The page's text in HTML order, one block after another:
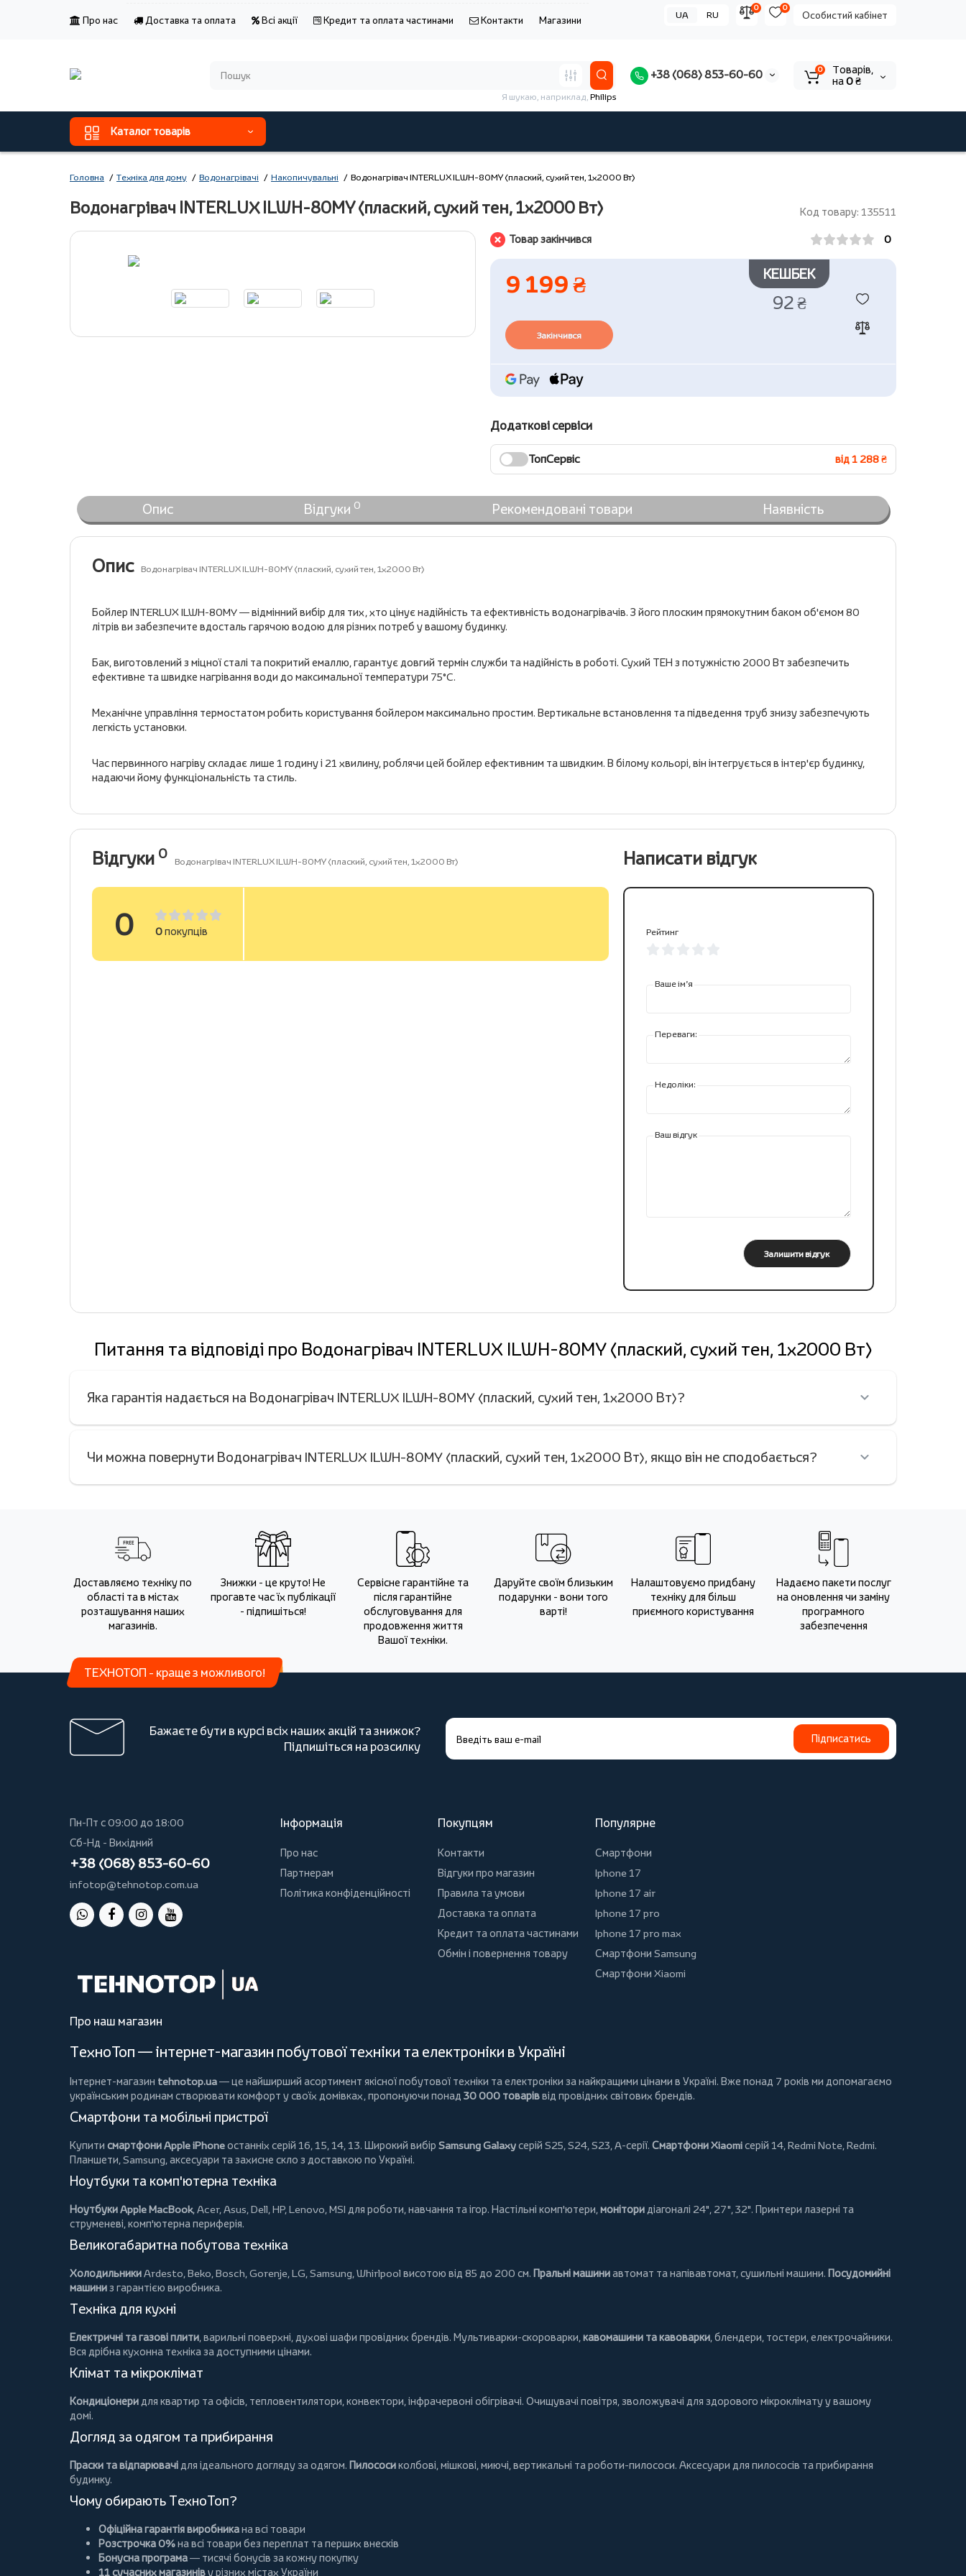
Про нас Доставка та оплата Всі акції Кредит та оплата частинами Контакти Магазини Особистий кабінет
0
0
UA RU
+38 (068) 853-60-60
Я шукаю, наприклад,Philips
0
Tоварів,
на0 ₴
Каталог товарів
Головна Техніка для дому Водонагрівачі Накопичувальні Водонагрівач INTERLUX ILWH-80MY (плаский, сухий тен, 1х2000 Вт)
Код товару: 135511
Водонагрівач INTERLUX ILWH-80MY (плаский, сухий тен, 1х2000 Вт)
Товар закінчився 0
9 199 ₴ КЕШБЕК
92 ₴
Закінчився
Додаткові сервіси
ТопСервіс від 1 288 ₴
Опис Відгуки 0 Рекомендовані товари Наявність
Опис Водонагрівач INTERLUX ILWH-80MY (плаский, сухий тен, 1х2000 Вт)
Бойлер INTERLUX ILWH-80MY — відмінний вибір для тих, хто цінує надійність та ефективність водонагрівачів. З його плоским прямокутним баком об'ємом 80
літрів ви забезпечите вдосталь гарячою водою для різних потреб у вашому будинку.
Бак, виготовлений з міцної сталі та покритий емаллю, гарантує довгий термін служби та надійність в роботі. Сухий ТЕН з потужністю 2000 Вт забезпечить
ефективне та швидке нагрівання води до максимальної температури 75°C.
Механічне управління термостатом робить користування бойлером максимально простим. Вертикальне встановлення та підведення труб знизу забезпечують
легкість установки.
Час первинного нагріву складає лише 1 годину і 21 хвилину, роблячи цей бойлер ефективним та швидким. В білому кольорі, він інтегрується в інтер'єр будинку,
надаючи йому функціональність та стиль.
Відгуки 0 Водонагрівач INTERLUX ILWH-80MY (плаский, сухий тен, 1х2000 Вт)
0 0покупців
Написати відгук
Рейтинг
Ваше ім’я
Переваги:
Недоліки:
Ваш відгук
Залишити відгук
Питання та відповіді про Водонагрівач INTERLUX ILWH-80MY (плаский, сухий тен, 1х2000 Вт)
Яка гарантія надається на Водонагрівач INTERLUX ILWH-80MY (плаский, сухий тен, 1х2000 Вт)?
Чи можна повернути Водонагрівач INTERLUX ILWH-80MY (плаский, сухий тен, 1х2000 Вт), якщо він не сподобається?
Доставляємо техніку по
області та в містах
розташування наших
магазинів.
Знижки - це круто! Не
прогавте час їх публікації
- підпишіться!
Сервісне гарантійне та
після гарантійне
обслуговування для
продовження життя
Вашої техніки.
Даруйте своїм близьким
подарунки - вони того
варті!
Налаштовуємо придбану
техніку для більш
приємного користування
Надаємо пакети послуг
на оновлення чи заміну
програмного
забезпечення
ТЕХНОТОП - краще з можливого!
Бажаєте бути в курсі всіх наших акцій та знижок?
Підпишіться на розсилку
Підписатись
Пн-Пт с 09:00 до 18:00
Сб-Нд - Вихідний
+38 (068) 853-60-60
infotop@tehnotop.com.ua
Інформація
Про нас
Партнерам
Політика конфіденційності
Покупцям
Контакти
Відгуки про магазин
Правила та умови
Доставка та оплата
Кредит та оплата частинами
Обмін і повернення товару
Популярне
Смартфони
Iphone 17
Iphone 17 air
Iphone 17 pro
Iphone 17 pro max
Смартфони Samsung
Смартфони Xiaomi
Про наш магазин
ТехноТоп — інтернет-магазин побутової техніки та електроніки в Україні
Інтернет-магазин tehnotop.ua— це найширший асортимент якісної побутової техніки та електроніки за найкращими цінами в Україні. Вже понад 7 років ми допомагаємо
українським родинам створювати комфорт у своїх домівках, пропонуючи понад 30 000 товаріввід провідних світових брендів.
Смартфони та мобільні пристрої
Купити смартфони Apple iPhoneостанніх серій 16, 15, 14, 13. Широкий вибір Samsung Galaxyсерій S25, S24, S23, A-серії. Смартфони Xiaomiсерій 14, Redmi Note, Redmi.
Планшети, Samsung, аксесуари тазахисне скло з доставкою по Україні.
Ноутбуки та комп'ютерна техніка
Ноутбуки Apple MacBook,Acer,Asus,Dell,HP,Lenovo,MSI для роботи, навчання та ігор. Настільні комп'ютери,моніторидіагоналі 24", 27", 32". Принтери лазерні та
струменеві, комп'ютерна периферія.
Великогабаритна побутова техніка
ХолодильникиArdesto,Beko,Bosch,Gorenje,LG,Samsung,Whirlpool висотою від 85 до 200 см. Пральні машиниавтомат та напівавтомат,сушильні машини. Посудомийні
машиниз гарантією виробника.
Техніка для кухні
Електричні та газові плити, варильні поверхні, духові шафи провідних брендів. Мультиварки-скороварки,кавомашини та кавоварки,блендери, тостери,електрочайники.
Вся дрібна кухонна техніка за доступними цінами.
Клімат та мікроклімат
Кондиціонеридля квартир та офісів, тепловентилятори,конвектори,інфрачервоні обігрівачі. Очищувачі повітря, зволожувачі для здорового мікроклімату у вашому
домі.
Догляд за одягом та прибирання
Праски та відпарювачідля ідеального догляду за одягом. Пилососиколбові,мішкові,миючі,вертикальні тароботи-пилососи. Аксесуари для пилососів та прибирання
будинку.
Чому обирають ТехноТоп?
Офіційна гарантія виробникана всі товари
Розстрочка 0%на всі товари без переплат та перших внесків
Бонусна програма— тисячі бонусів за кожну покупку
11 сучасних магазиніву різних містах України